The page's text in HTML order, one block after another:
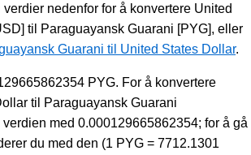
nedenfor for å konvertere United
til Paraguayansk Guarani [PYG], eller
Guarani til United States Dollar.
PYG. For å konvertere
til Paraguayansk Guarani
med 0.000129665862354; for å gå
du med den (1 PYG = 7712.1301